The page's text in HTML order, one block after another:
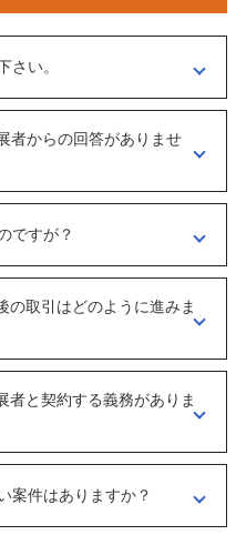
さい。
みください。
行う訳ではなくまずは、どのよ
と連絡ください。
者からの回答がありませ
答がない出展者には返事をする
で、数日経っても返信がない場
ですが？
細情報をリクエストしてくださ
ので、丁寧な言葉遣いを心掛け
の取引はどのように進みま
当者）とのメッセージのやりと
展者とのオンライン面談を行う
者と契約する義務がありま
な事業なのかを確認する目的も
ください。
案件はありますか？